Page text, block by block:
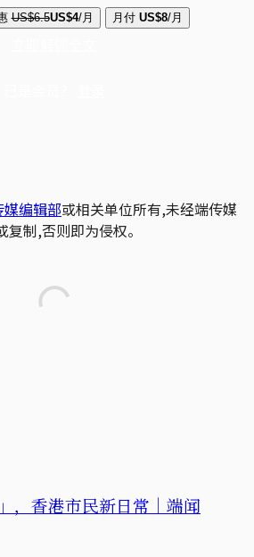
US$6.5US$4/月 月付 US$8/月
媒编辑部或相关单位所有,未经端传媒
制,否则即为侵权。
，香港市民新日常｜端闻